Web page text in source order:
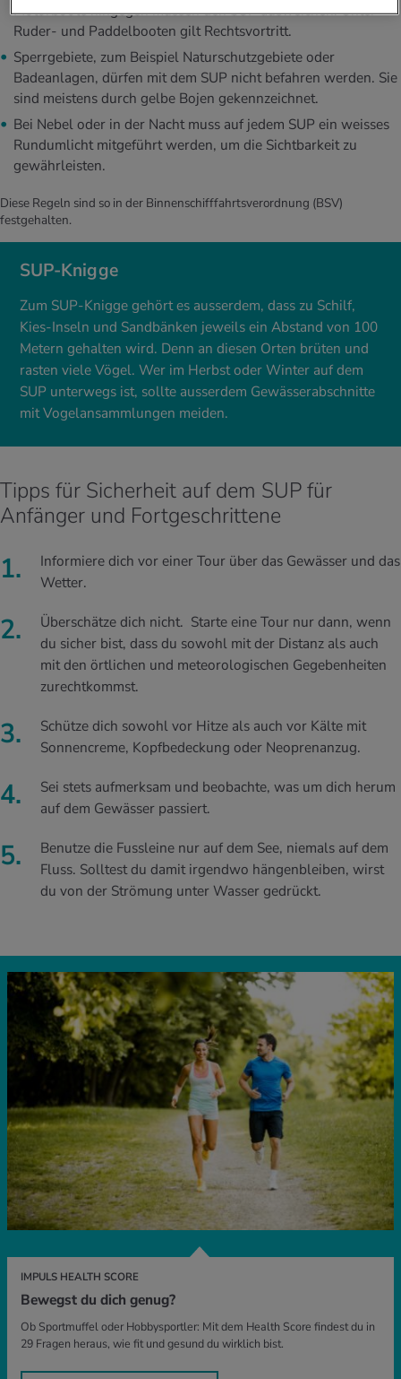
SUP-Knigge
Zum SUP-Knigge gehört es ausserdem, dass zu Schilf,
Kies-Inseln und Sandbänken jeweils ein Abstand von 100
Metern gehalten wird. Denn an diesen Orten brüten und
rasten viele Vögel. Wer im Herbst oder Winter auf dem
SUP unterwegs ist, sollte ausserdem Gewässerabschnitte
mit Vogelansammlungen meiden.
Motorboote hingegen müssen den SUP ausweichen. Unter
Ruder- und Paddelbooten gilt Rechtsvortritt.
Sperrgebiete, zum Beispiel Naturschutzgebiete oder
Badeanlagen, dürfen mit dem SUP nicht befahren werden. Sie
sind meistens durch gelbe Bojen gekennzeichnet.
Bei Nebel oder in der Nacht muss auf jedem SUP ein weisses
Rundumlicht mitgeführt werden, um die Sichtbarkeit zu
gewährleisten.
Diese Regeln sind so in der Binnenschifffahrtsverordnung (BSV)
festgehalten.
Tipps für Sicherheit auf dem SUP für
Anfänger und Fortgeschrittene
Informiere dich vor einer Tour über das Gewässer und das
Wetter.
Überschätze dich nicht. Starte eine Tour nur dann, wenn
du sicher bist, dass du sowohl mit der Distanz als auch
mit den örtlichen und meteorologischen Gegebenheiten
zurechtkommst.
Schütze dich sowohl vor Hitze als auch vor Kälte mit
Sonnencreme, Kopfbedeckung oder Neoprenanzug.
Sei stets aufmerksam und beobachte, was um dich herum
auf dem Gewässer passiert.
Benutze die Fussleine nur auf dem See, niemals auf dem
Fluss. Solltest du damit irgendwo hängenbleiben, wirst
du von der Strömung unter Wasser gedrückt.
IMPULS HEALTH SCORE
Bewegst du dich genug?
Ob Sportmuffel oder Hobbysportler: Mit dem Health Score findest du in
29 Fragen heraus, wie fit und gesund du wirklich bist.